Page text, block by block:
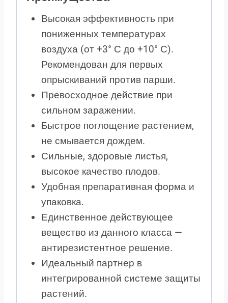
Высокая эффективность при
пониженных температурах
воздуха (от +3° С до +10° С).
Рекомендован для первых
опрыскиваний против парши.
Превосходное действие при
сильном заражении.
Быстрое поглощение растением,
не смывается дождем.
Сильные, здоровые листья,
высокое качество плодов.
Удобная препаративная форма и
упаковка.
Единственное действующее
вещество из данного класса —
антирезистентное решение.
Идеальный партнер в
интегрированной системе защиты
растений.